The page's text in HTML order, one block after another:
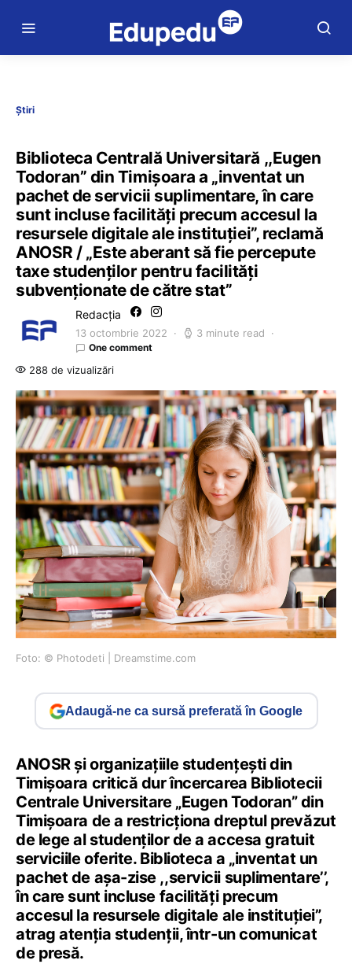
Știri
Biblioteca Centrală Universitară ,,Eugen
Todoran” din Timișoara a „inventat un
pachet de servicii suplimentare, în care
sunt incluse facilități precum accesul la
resursele digitale ale instituției”, reclamă
ANOSR / „Este aberant să fie percepute
taxe studenților pentru facilități
subvenționate de către stat”
Redacția
13 octombrie 2022 3 minute read
One comment
288 de vizualizări
Foto: © Photodeti | Dreamstime.com
Adaugă-ne ca sursă preferată în Google
ANOSR și organizațiile studențești din
Timișoara critică dur încercarea Bibliotecii
Centrale Universitare „Eugen Todoran” din
Timișoara de a restricționa dreptul prevăzut
de lege al studenților de a accesa gratuit
serviciile oferite. Biblioteca a „inventat un
pachet de așa-zise ,,servicii suplimentare’’,
în care sunt incluse facilități precum
accesul la resursele digitale ale instituției”,
atrag atenția studenții, într-un comunicat
de presă.